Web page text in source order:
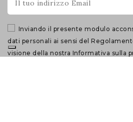
Inviando il presente modulo
dati personali ai sensi del
visione della nostra Informativa sulla